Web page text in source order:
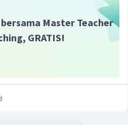
Master Teacher
GRATIS!
)